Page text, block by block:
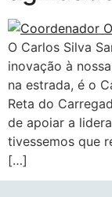
O Carlos Silva
inovação à
na estrada, é o
Reta do
de apoiar a
tivessemos que
[…]